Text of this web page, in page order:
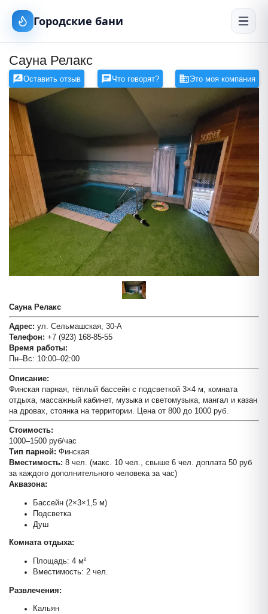
Городские бани
Сауна Релакс
Оставить отзыв Что говорят? Это моя компания
Сауна Релакс
Адрес: ул. Сельмашская, 30-А
Телефон: +7 (923) 168-85-55
Время работы:
Пн–Вс: 10:00–02:00
Описание:
Финская парная, тёплый бассейн с подсветкой 3×4 м, комната
отдыха, массажный кабинет, музыка и светомузыка, мангал и казан
на дровах, стоянка на территории. Цена от 800 до 1000 руб.
Стоимость:
1000–1500 руб/час
Тип парной: Финская
Вместимость: 8 чел. (макс. 10 чел., свыше 6 чел. доплата 50 руб
за каждого дополнительного человека за час)
Аквазона:
Бассейн (2×3×1,5 м)
Подсветка
Душ
Комната отдыха:
Площадь: 4 м²
Вместимость: 2 чел.
Развлечения:
Кальян
Менделеев